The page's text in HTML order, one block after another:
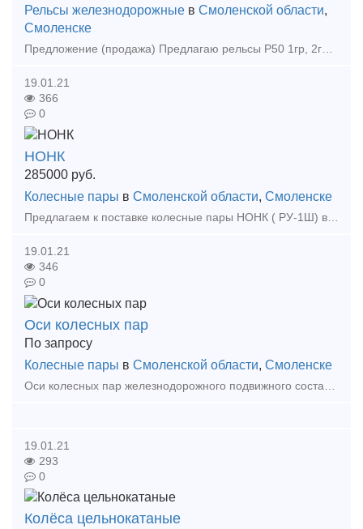
Рельсы железнодорожные в Смоленской области,
Смоленске
Предложение (продажа) Предлагаю рельсы Р50 1гр, 2гр. по 12.5м. Цена: 30500
19.01.21
366
0
НОНК
285000 руб.
Колесные пары в Смоленской области, Смоленске
19.01.21
346
0
Оси колесных пар
По запросу
Колесные пары в Смоленской области, Смоленске
19.01.21
293
0
Колёса цельнокатаные